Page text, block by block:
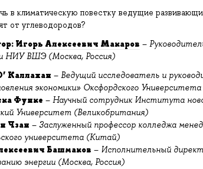
в климатическую повестку ведущие
от углеводородов?
Игорь Алексеевич Макаров –
НИУ ВШЭ (Москва, Россия)
Каллахан –Ведущий исследователь и
экономики» Оксфордского
Функе –Научный сотрудник Института
Университет (Великобритания)
Чзан –Заслуженный профессор колледжа
университета (Китай)
Башмаков – Исполнительный
энергии (Москва, Россия)